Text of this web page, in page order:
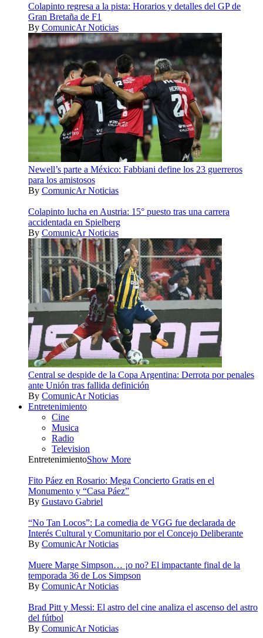
Colapinto regresa a la pista: Horarios y detalles del GP de
Gran Bretaña de F1
By ComunicAr Noticias
Newell’s parte a México: Fabbiani define los 23 guerreros
para los amistosos
By ComunicAr Noticias
Colapinto lucha en Austria: 15° puesto tras una carrera
accidentada en Spielberg
By ComunicAr Noticias
Central se despide de la Copa Argentina: Derrota por penales
ante Unión tras fallida definición
By ComunicAr Noticias
Entretenimiento
Cine
Musica
Radio
Television
EntretenimientoShow More
Fito Páez en Rosario: Mega Concierto Gratis en el
Monumento y “Casa Páez”
By Gustavo Gabriel
“No Tan Locos”: La comedia de VGG fue declarada de
Interés Cultural y Comunitario por el Concejo Deliberante
By ComunicAr Noticias
Muere Marge Simpson… ¡o no? El impactante final de la
temporada 36 de Los Simpson
By ComunicAr Noticias
Brad Pitt y Messi: El astro del cine analiza el ascenso del astro
del fútbol
By ComunicAr Noticias